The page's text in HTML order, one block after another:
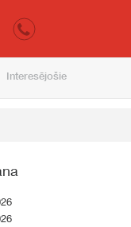
Interesējošie